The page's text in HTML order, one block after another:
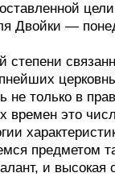
Двойки —
степени
не только в
времен это
предметом
и высокая